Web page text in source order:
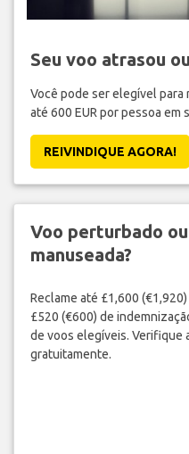
Seu voo atrasou
Você pode ser elegível para
até 600 EUR por pessoa em
REIVINDIQUE AGORA!
Voo perturbado
manuseada?
Reclame até £1,600
£520 (€600) de
de voos elegíveis. Verifique
gratuitamente.